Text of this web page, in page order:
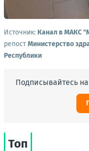
Источник: Канал в МАКС
репостМинистерство
Республики
Подписывайтесь
Топ